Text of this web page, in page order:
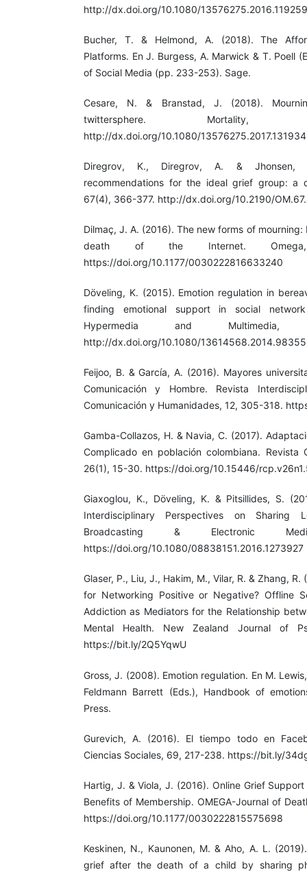
http://dx.doi.org/10.1080/
Bucher, T. & Helmond, A. (2018). The
Platforms. En J. Burgess, A. Marwick & T. Poell
of Social Media (pp. 233-253). Sage.
Cesare, N. & Branstad, J. (2018).
twittersphere. Mortality,
http://dx.doi.org/10.1080/
Diregrov, K., Diregrov, A. & Jhonsen,
recommendations for the ideal grief group: a
67(4), 366-377. http://dx.doi.org/10.2190/
Dilmaç, J. A. (2016). The new forms of
death of the Internet.
https://doi.org/10.1177/0030222816633240
Döveling, K. (2015). Emotion regulation in
finding emotional support in social
Hypermedia and Multimedia,
http://dx.doi.org/10.1080/
Feijoo, B. & García, A. (2016). Mayores
Comunicación y Hombre. Revista
Comunicación y Humanidades, 12, 305-318.
Gamba-Collazos, H. & Navia, C. (2017).
Complicado en población colombiana. Revista
26(1), 15-30. https://doi.org/10.15446/
Giaxoglou, K., Döveling, K. & Pitsillides, S.
Interdisciplinary Perspectives on Sharing
Broadcasting & Electronic
https://doi.org/10.1080/08838151.2016.1273927
Glaser, P., Liu, J., Hakim, M., Vilar, R. & Zhang,
for Networking Positive or Negative? Offline
Addiction as Mediators for the Relationship
Mental Health. New Zealand Journal of
https://bit.ly/2Q5YqwU
Gross, J. (2008). Emotion regulation. En M.
Feldmann Barrett (Eds.), Handbook of
Press.
Gurevich, A. (2016). El tiempo todo en
Ciencias Sociales, 69, 217-238. https://bit.ly/
Hartig, J. & Viola, J. (2016). Online Grief
Benefits of Membership. OMEGA-Journal of
https://doi.org/10.1177/0030222815575698
Keskinen, N., Kaunonen, M. & Aho, A. L.
grief after the death of a child by sharing